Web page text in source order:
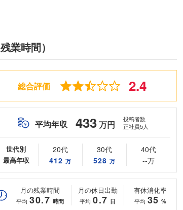
業時間）
総合評価 2.4
平均年収 433万円
投稿者数
正社員5人
世代別
最高年収
20代
412 万
30代
528 万
40代
--万
月の残業時間
平均 30.7 時間
月の休日出勤
平均 0.7 日
有休消化率
平均 35 %